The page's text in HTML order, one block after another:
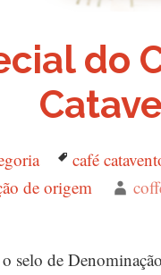
do
Tags
café
de origem
de